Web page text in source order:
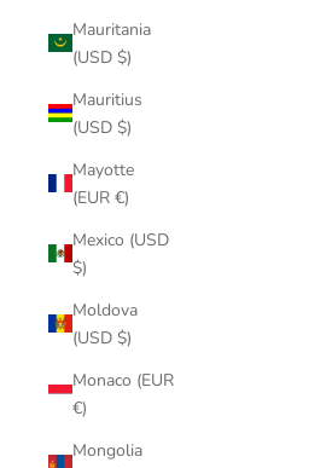
Mauritania
(USD $)
Mauritius
(USD $)
Mayotte
(EUR €)
Mexico (USD
$)
Moldova
(USD $)
Monaco (EUR
€)
Mongolia